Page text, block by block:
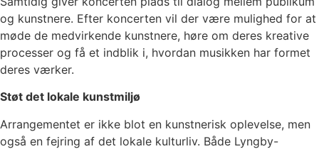
og kunstnere. Efter koncerten vil der være mulighed for at
møde de medvirkende kunstnere, høre om deres kreative
processer og få et indblik i, hvordan musikken har formet
deres værker.
Støt det lokale kunstmiljø
Arrangementet er ikke blot en kunstnerisk oplevelse, men
også en fejring af det lokale kulturliv. Både Lyngby-